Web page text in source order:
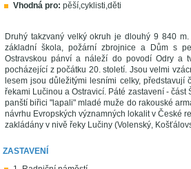
Vhodná pro: pěší,cyklisti,děti
Druhý takzvaný velký okruh je dlouhý 9 840
základní škola, požární zbrojnice a Dům s
Ostravskou pánví a náleží do povodí Odry a
pocházející z počátku 20. století. Jsou velmi
lesem jsou důležitými lesními celky,
řekami Lučinou a Ostravicí. Páté zastavení -
panští biřici "lapali" mladé muže do rakouské
návrhu Evropských významných lokalit v České
zakládány v nivě řeky Lučiny (Volenský,
ZASTAVENÍ